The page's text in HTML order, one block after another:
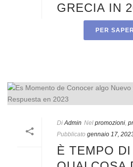
GRECIA IN
PER
Di Admin Nel promozioni
Pubblicato gennaio 17,
È TEMPO